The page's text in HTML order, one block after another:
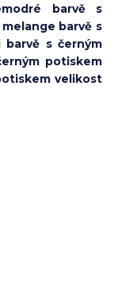
barvě s
barvě s
s černým
potiskem
velikost